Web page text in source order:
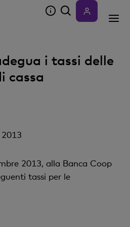
i tassi delle
cassa
2013, alla Banca Coop
tassi per le